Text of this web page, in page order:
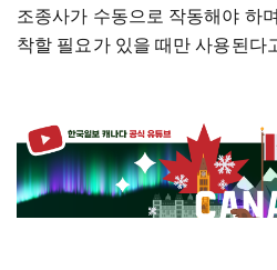
조종사가 수동으로 작동해야 하
착할 필요가 있을 때만 사용된다